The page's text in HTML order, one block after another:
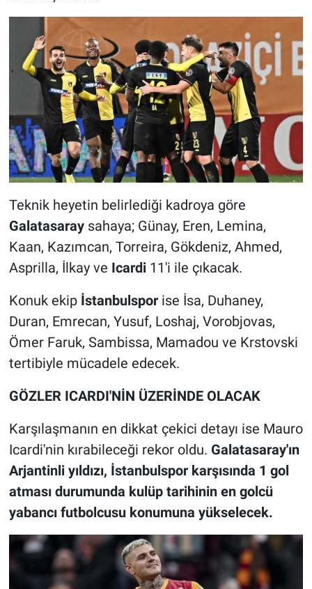
Teknik heyetin belirlediği kadroya göre
Galatasaraysahaya; Günay, Eren, Lemina,
Kaan, Kazımcan, Torreira, Gökdeniz, Ahmed,
Asprilla, İlkay ve Icardi 11'i ile çıkacak.
Konuk ekip İstanbulspor ise İsa, Duhaney,
Duran, Emrecan, Yusuf, Loshaj, Vorobjovas,
Ömer Faruk, Sambissa, Mamadou ve Krstovski
tertibiyle mücadele edecek.
GÖZLER ICARDI'NİN ÜZERİNDE OLACAK
Karşılaşmanın en dikkat çekici detayı ise Mauro
Icardi'nin kırabileceği rekor oldu. Galatasaray'ın
Arjantinli yıldızı, İstanbulspor karşısında 1 gol
atması durumunda kulüp tarihinin en golcü
yabancı futbolcusu konumuna yükselecek.